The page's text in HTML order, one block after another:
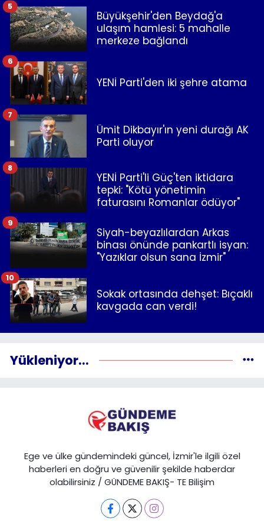
Büyükşehir'den Beydağ'a
ulaşım hamlesi: 5 mahalle
merkeze bağlandı
5
YENİ Parti'den iki şehre atama
6
Ümit Dikbayır'ın yeni durağı AK
Parti oluyor
7
YENİ Parti'li Güç'ten iktidara
tepki: "Kötü yönetimin
faturasını Romanlar ödüyor"
8
Siyah-beyazlılardan Arkas
binası önünde pankartlı isyan:
"Yazıklar olsun sana İzmir"
9
Sokak ortasında dehşet: Bıçaklı
kavgada can verdi!
10
Yükleniyor...
Ege ve ülke gündemindeki güncel, İzmir'le ilgili özel
haberleri en doğru ve güvenilir şekilde haberdar
olabilirsiniz / GÜNDEME BAKIŞ- TE Bilişim